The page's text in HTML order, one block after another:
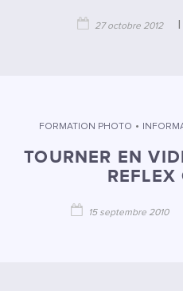
27 octobre 2012
FORMATION PHOTO •
TOURNER EN
REFLEX
15 septembre 2010